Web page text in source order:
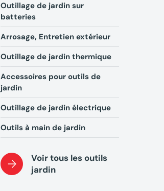
Outillage de jardin sur
batteries
Arrosage, Entretien extérieur
Outillage de jardin thermique
Accessoires pour outils de
jardin
Outillage de jardin électrique
Outils à main de jardin
Voir tous les outils
jardin